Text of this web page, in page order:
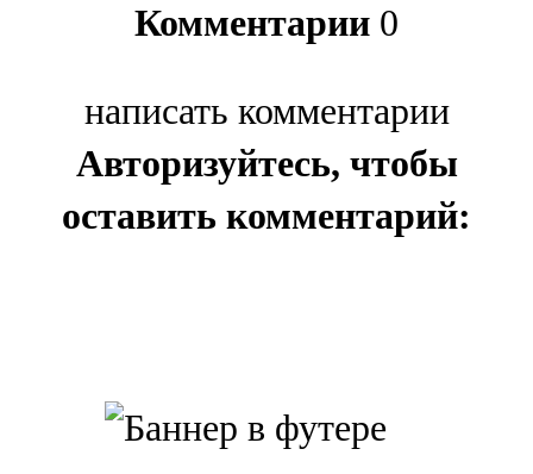
Комментарии 0
написать комментарии
Авторизуйтесь, чтобы
оставить комментарий: